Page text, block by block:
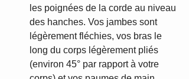
les poignées de la corde au niveau
des hanches. Vos jambes sont
légèrement fléchies, vos bras le
long du corps légèrement pliés
(environ 45° par rapport à votre